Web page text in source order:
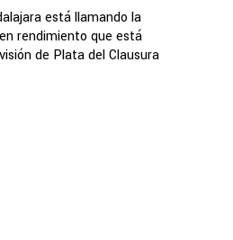
está llamando la
rendimiento que está
de Plata del Clausura